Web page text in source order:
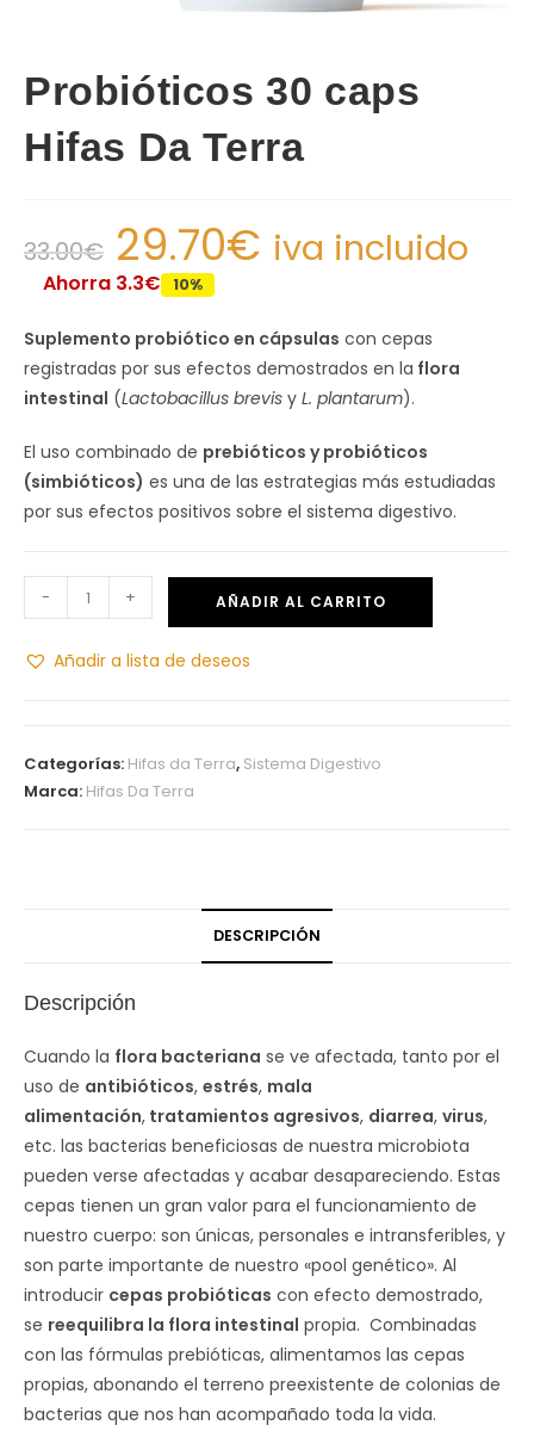
Probióticos 30 caps
Hifas Da Terra
33.00€ 29.70€ iva incluido
Ahorra 3.3€ 10%
Suplemento probiótico en cápsulas con cepas
registradas por sus efectos demostrados en la flora
intestinal (Lactobacillus brevis y L. plantarum).
El uso combinado de prebióticos y probióticos
(simbióticos) es una de las estrategias más estudiadas
por sus efectos positivos sobre el sistema digestivo.
- + AÑADIR AL CARRITO
Añadir a lista de deseos
Categorías: Hifas da Terra, Sistema Digestivo
Marca: Hifas Da Terra
DESCRIPCIÓN
Descripción
Cuando la flora bacteriana se ve afectada, tanto por el
uso de antibióticos, estrés, mala
alimentación, tratamientos agresivos, diarrea, virus,
etc. las bacterias beneficiosas de nuestra microbiota
pueden verse afectadas y acabar desapareciendo. Estas
cepas tienen un gran valor para el funcionamiento de
nuestro cuerpo: son únicas, personales e intransferibles, y
son parte importante de nuestro «pool genético». Al
introducir cepas probióticas con efecto demostrado,
se reequilibra la flora intestinal propia. Combinadas
con las fórmulas prebióticas, alimentamos las cepas
propias, abonando el terreno preexistente de colonias de
bacterias que nos han acompañado toda la vida.